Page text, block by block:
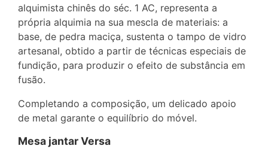
alquimista chinês do séc. 1 AC, representa a
própria alquimia na sua mescla de materiais: a
base, de pedra maciça, sustenta o tampo de vidro
artesanal, obtido a partir de técnicas especiais de
fundição, para produzir o efeito de substância em
fusão.
Completando a composição, um delicado apoio
de metal garante o equilíbrio do móvel.
Mesa jantar Versa